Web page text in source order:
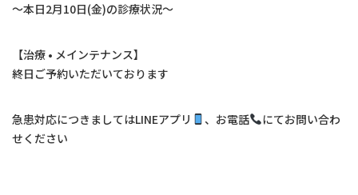
よくあるご質問
お知らせ
お問い合わせ
〜本日2月10日(金)の診療状況〜
【治療 • メインテナンス】
終日ご予約いただいております
急患対応につきましてはLINEアプリ 、お電話
にてお問い合わ
せください